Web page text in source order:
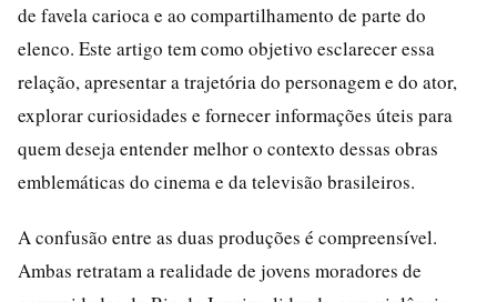
de favela carioca e ao compartilhamento de parte do
elenco. Este artigo tem como objetivo esclarecer essa
relação, apresentar a trajetória do personagem e do ator,
explorar curiosidades e fornecer informações úteis para
quem deseja entender melhor o contexto dessas obras
emblemáticas do cinema e da televisão brasileiros.
A confusão entre as duas produções é compreensível.
Ambas retratam a realidade de jovens moradores de